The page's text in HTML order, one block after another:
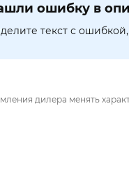
ошибку в
текст с
дилера менять